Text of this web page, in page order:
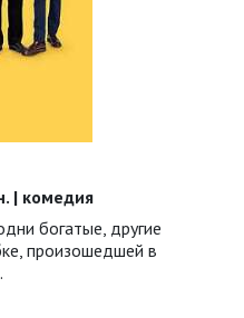
| комедия
богатые, другие
произошедшей в